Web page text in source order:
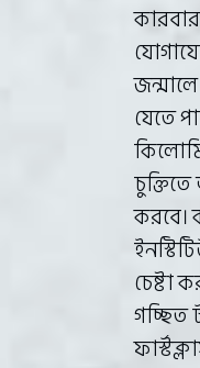
যেতে
করবে।
চেষ্টা
গচ্ছিত